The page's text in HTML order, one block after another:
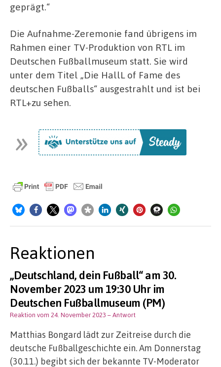
geprägt.“
Die Aufnahme-Zeremonie fand übrigens im
Rahmen einer TV-Produktion von RTL im
Deutschen Fußballmuseum statt. Sie wird
unter dem Titel „Die HallL of Fame des
deutschen Fußballs“ ausgestrahlt und ist bei
RTL+zu sehen.
Reaktionen
„Deutschland, dein Fußball“ am 30.
November 2023 um 19:30 Uhr im
Deutschen Fußballmuseum (PM)
Reaktion vom 24. November 2023 – Antwort
Matthias Bongard lädt zur Zeitreise durch die
deutsche Fußballgeschichte ein. Am Donnerstag
(30.11.) begibt sich der bekannte TV-Moderator